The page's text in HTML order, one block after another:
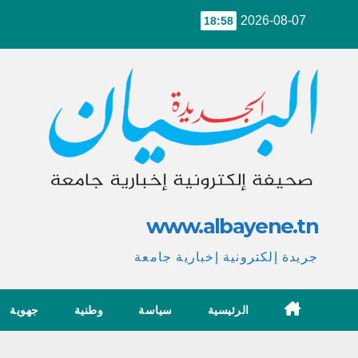
2026-08-07
18:58
www.albayene.tn
جريدة إلكترونية إخبارية جامعة
الرئيسية سياسة وطنية جهوية